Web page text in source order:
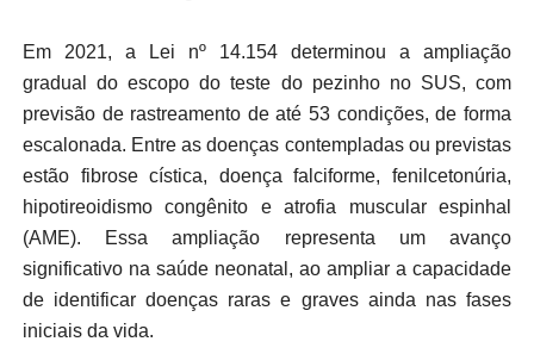
Em 2021, a Lei nº 14.154 determinou a ampliação
gradual do escopo do teste do pezinho no SUS, com
previsão de rastreamento de até 53 condições, de forma
escalonada. Entre as doenças contempladas ou previstas
estão fibrose cística, doença falciforme, fenilcetonúria,
hipotireoidismo congênito e atrofia muscular espinhal
(AME). Essa ampliação representa um avanço
significativo na saúde neonatal, ao ampliar a capacidade
de identificar doenças raras e graves ainda nas fases
iniciais da vida.